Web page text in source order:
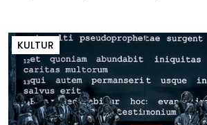
KULTUR